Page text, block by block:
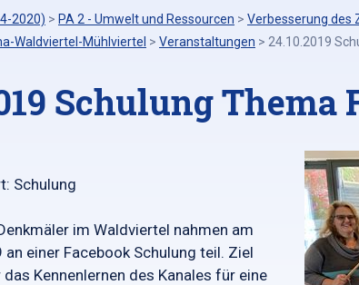
2020) > PA 2 - Umwelt und Ressourcen > Verbesserung des
Waldviertel-Mühlviertel > Veranstaltungen > 24.10.2019
Schulung Thema
Schulung
im Waldviertel nahmen am
einer Facebook Schulung teil. Ziel
Kennenlernen des Kanales für eine